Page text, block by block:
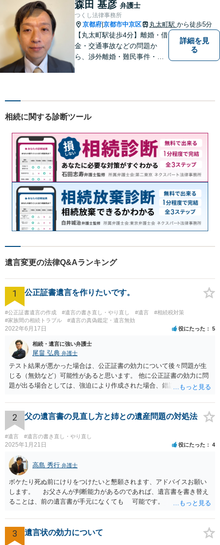
森田 基彦 弁護士
つくし法律事務所
京都府 京都市中京区 丸太町駅 から徒歩5分
【丸太町駅徒歩4分】離婚・借
金・交通事故などの問題か
ら、渉外離婚・難民事件・医
待ちしています。
詳細を見
る
相続に関する診断ツール
遺言変更の法律Q&Aランキング
1 公正証書遺言を作りたいです。
#公正証書遺言の作成 #遺言の書き直し・やり直し #遺言
#相続税対策
#家族間の相続トラブル
#遺言の真偽鑑定・遺言無効
2022年6月17日 役にたった 5
相続・遺言に強い弁護士
尾畠 弘典 弁護士
テスト結果が悪かった場合は、公正証書の効力について後々問題が生
じる（無効など）可能性があると思います。 他に公正証書の効力に問
題が出る場合としては、強迫により作成された場合、錯誤（勘違い）
すが、弁護士に作成を依頼する場合は、１０～数十万円程度になるケ
ースが多いと思います。 報酬体系は、弁護士ごとに異なりますので一
律の基準はありません。
2 父の遺言書の見直し方と姉との遺産問題の対処法
#遺言 #遺言の書き直し・やり直し
2025年1月21日 役にたった 4
高島 秀行 弁護士
ボケたり死ぬ前にけりをつけたいと懇願されます、アドバイスお願い
します。 お父さんが判断能力があるのであれば、遺言書を書き替え
ることは、前の遺言書が手元になくても 可能です。 将来遺言の効
してもらって 診断書を取得して、公証役場へ行って公正証書遺言を
作成するのがよいと思います。 将来争われることが見込まれること
から、弁護士に依頼して手続きを進めた方がよいと思います。
3 遺言状の効力について